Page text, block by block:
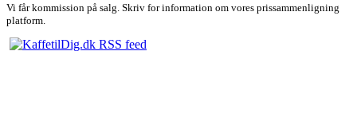
Vi får kommission på salg. Skriv for information om vores prissammenligning
platform.